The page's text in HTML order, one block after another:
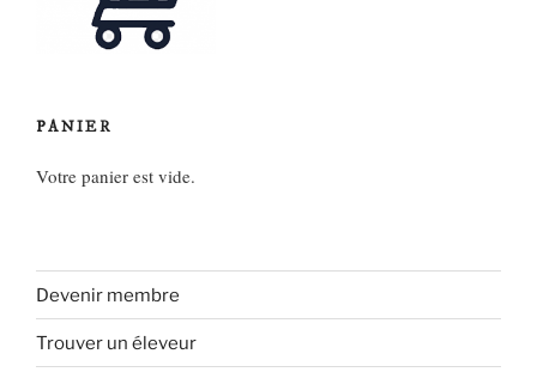
PANIER
Votre panier est vide.
Devenir membre
Trouver un éleveur